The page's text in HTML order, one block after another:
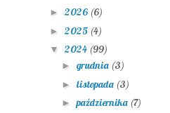
► 2026 (6)
► 2025 (4)
▼ 2024 (99)
► grudnia (3)
► listopada (3)
►października (7)